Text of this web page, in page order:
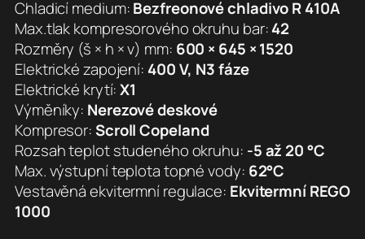
Chladicí medium:Bezfreonové chladivo R 410A
Max.tlak kompresorového okruhu bar:42
Rozměry (š × h × v) mm: 600 × 645 × 1520
Elektrické zapojení: 400 V, N3 fáze
Elektrické krytí:X1
Výměníky: Nerezové deskové
Kompresor:Scroll Copeland
Rozsah teplot studeného okruhu: -5 až 20 °C
Max. výstupní teplota topné vody: 62°C
Vestavěná ekvitermní regulace: Ekvitermní REGO
1000